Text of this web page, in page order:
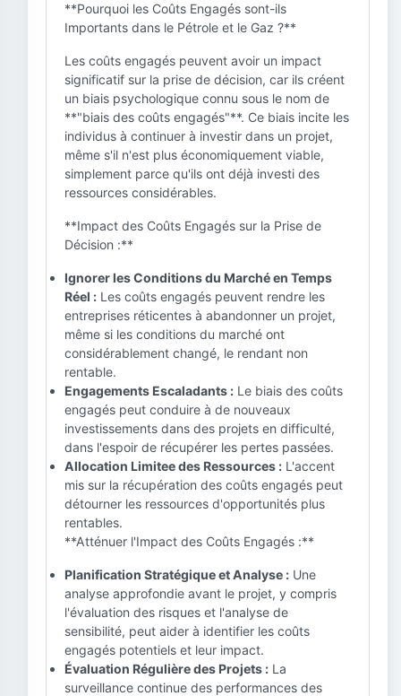
**Pourquoi les Coûts Engagés sont-ils
Importants dans le Pétrole et le Gaz ?**
Les coûts engagés peuvent avoir un impact
significatif sur la prise de décision, car ils créent
un biais psychologique connu sous le nom de
**"biais des coûts engagés"**. Ce biais incite les
individus à continuer à investir dans un projet,
même s'il n'est plus économiquement viable,
simplement parce qu'ils ont déjà investi des
ressources considérables.
**Impact des Coûts Engagés sur la Prise de
Décision :**
Ignorer les Conditions du Marché en Temps
Réel : Les coûts engagés peuvent rendre les
entreprises réticentes à abandonner un projet,
même si les conditions du marché ont
considérablement changé, le rendant non
rentable.
Engagements Escaladants : Le biais des coûts
engagés peut conduire à de nouveaux
investissements dans des projets en difficulté,
dans l'espoir de récupérer les pertes passées.
Allocation Limitee des Ressources : L'accent
mis sur la récupération des coûts engagés peut
détourner les ressources d'opportunités plus
rentables.
**Atténuer l'Impact des Coûts Engagés :**
Planification Stratégique et Analyse : Une
analyse approfondie avant le projet, y compris
l'évaluation des risques et l'analyse de
sensibilité, peut aider à identifier les coûts
engagés potentiels et leur impact.
Évaluation Régulière des Projets : La
surveillance continue des performances des